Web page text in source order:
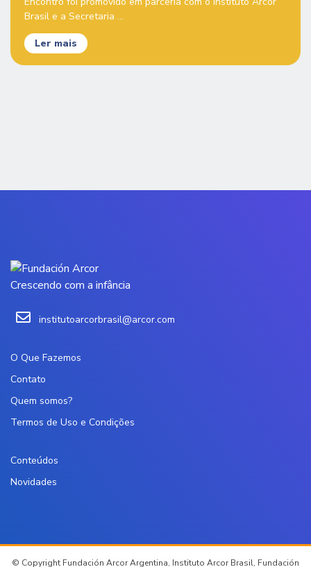
Brasil e a Secretaria ...
Ler mais
Crescendo com a infância
institutoarcorbrasil@arcor.com
O Que Fazemos
Contato
Quem somos?
Termos de Uso e Condições
Conteúdos
Novidades
© Copyright Fundación Arcor Argentina, Instituto Arcor Brasil, Fundación